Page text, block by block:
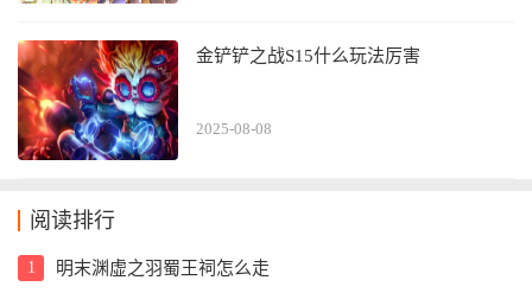
金铲铲之战S15什么玩法厉害
2025-08-08
阅读排行
1 明末渊虚之羽蜀王祠怎么走